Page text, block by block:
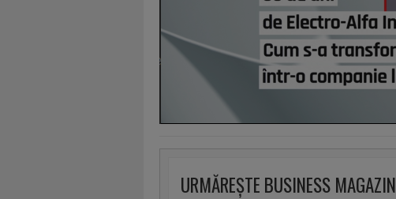
URMĂREȘTE BUSINESS MAGAZIN